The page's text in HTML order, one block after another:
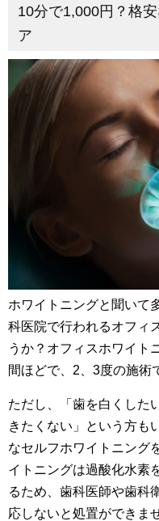
10分で1,000円？格
ア
ホワイトニングと聞いて
科医院で行われるオフィ
うか？オフィスホワイト
間ほどで、2、3度の施術
ただし、「歯を白くした
きたくない」という方も
なセルフホワイトニング
イトニングは過酸化水素
るため、歯科医師や歯科
応しないと処置ができま